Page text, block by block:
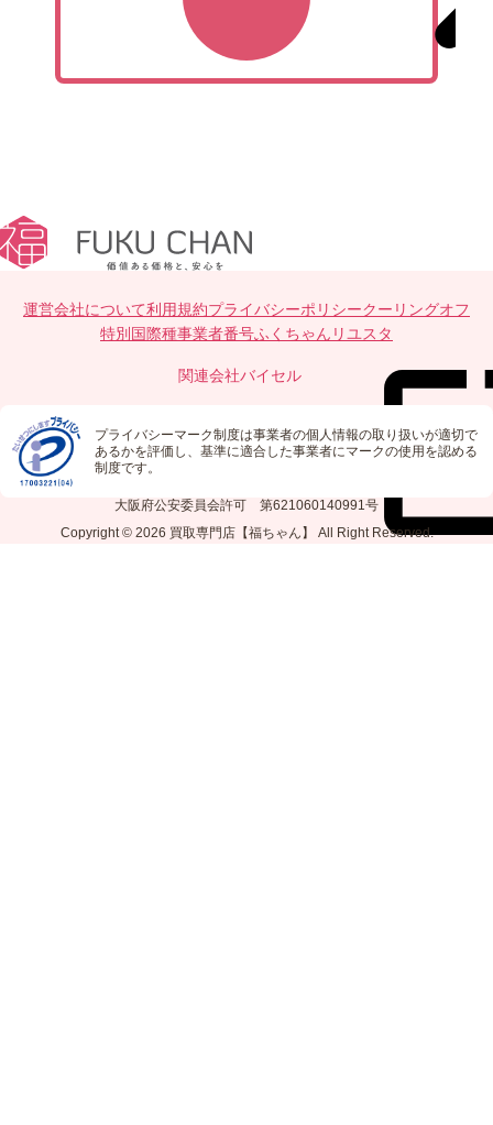
運営会社について利用規約プライバシーポリシークーリングオフ
特別国際種事業者番号ふくちゃんリユスタ
関連会社バイセル
プライバシーマーク制度は事業者の個人情報の取り扱いが適切で
あるかを評価し、基準に適合した事業者にマークの使用を認める
制度です。
大阪府公安委員会許可 第621060140991号
Copyright © 2026 買取専門店【福ちゃん】 All Right Reserved.